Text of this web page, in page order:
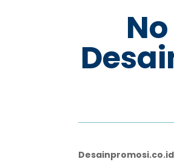
Desainpromosi.co.id